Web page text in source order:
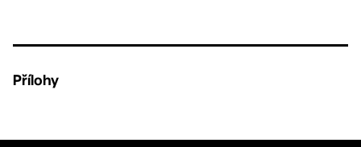
Přílohy